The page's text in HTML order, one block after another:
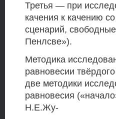
Третья — при
качения к качению
сценарий,
Пенлсве»).
Методика
равновесии
две методики
равновесия
Н.Е.Жу-